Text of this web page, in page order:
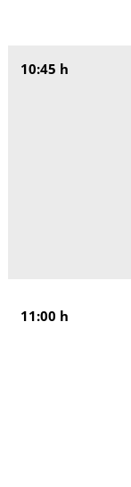
10:45 h
11:00 h